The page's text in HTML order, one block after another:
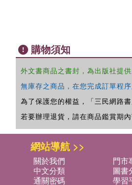
購物須知
外文書商品之書封，為出版社提
無庫存之商品，在您完成訂單程
為了保護您的權益，「三民網路書
若要辦理退貨，請在商品鑑賞期
網站導航 >>
關於我們 門市
中文分類
圖書
通關密碼
學習